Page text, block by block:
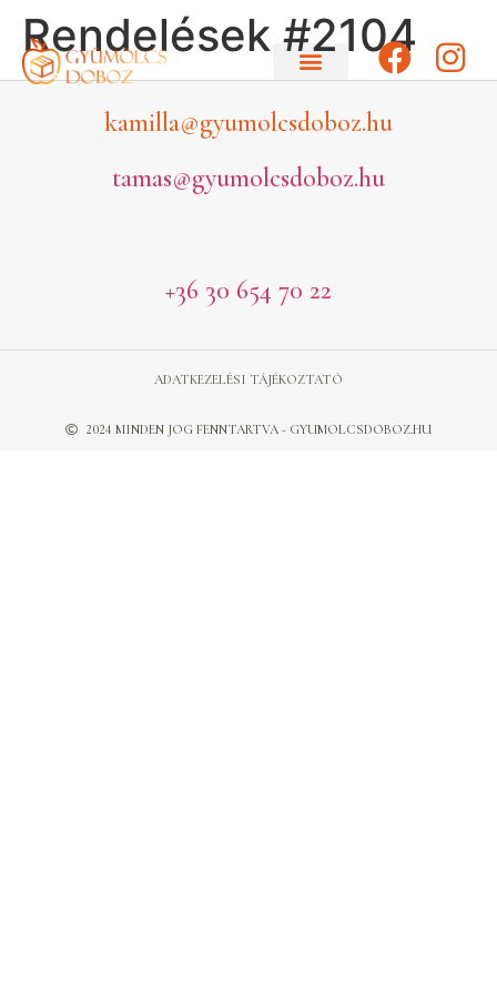
Rendelések #2104
kamilla@gyumolcsdoboz.hu
tamas@gyumolcsdoboz.hu
+36 30 654 70 22
2024 MINDEN JOG FENNTARTVA - GYUMOLCSDOBOZ.HU
ADATKEZELÉSI TÁJÉKOZTATÓ